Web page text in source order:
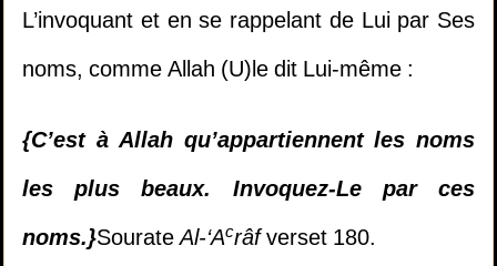
L’invoquant et en se rappelant de Lui par Ses
noms, comme Allah (U)le dit Lui-même :
{C’est à Allah qu’appartiennent les noms
les plus beaux. Invoquez-Le par ces
noms.}SourateAl-‘Acrâfverset 180.